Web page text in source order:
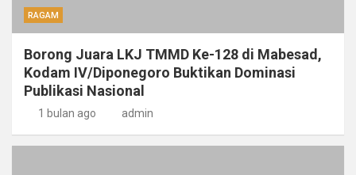
RAGAM
Borong Juara LKJ TMMD Ke-128 di Mabesad,
Kodam IV/Diponegoro Buktikan Dominasi
Publikasi Nasional
1 bulan ago admin